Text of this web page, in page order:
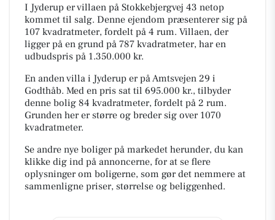
I Jyderup er villaen på Stokkebjergvej 43 netop
kommet til salg. Denne ejendom præsenterer sig på
107 kvadratmeter, fordelt på 4 rum. Villaen, der
ligger på en grund på 787 kvadratmeter, har en
udbudspris på 1.350.000 kr.
En anden villa i Jyderup er på Amtsvejen 29 i
Godthåb. Med en pris sat til 695.000 kr., tilbyder
denne bolig 84 kvadratmeter, fordelt på 2 rum.
Grunden her er større og breder sig over 1070
kvadratmeter.
Se andre nye boliger på markedet herunder, du kan
klikke dig ind på annoncerne, for at se flere
oplysninger om boligerne, som gør det nemmere at
sammenligne priser, størrelse og beliggenhed.